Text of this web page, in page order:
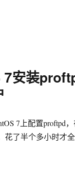
7安装
7上配置proftpd
花了半个多小时才